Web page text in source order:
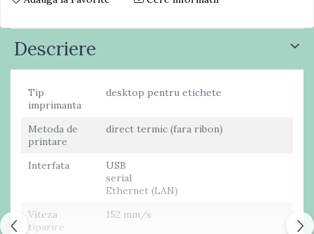
Descriere
Tip
imprimanta
desktop pentru etichete
Metoda de
printare
direct termic (fara ribon)
Interfata
USB
serial
Ethernet (LAN)
Viteza
tiparire
152 mm/s